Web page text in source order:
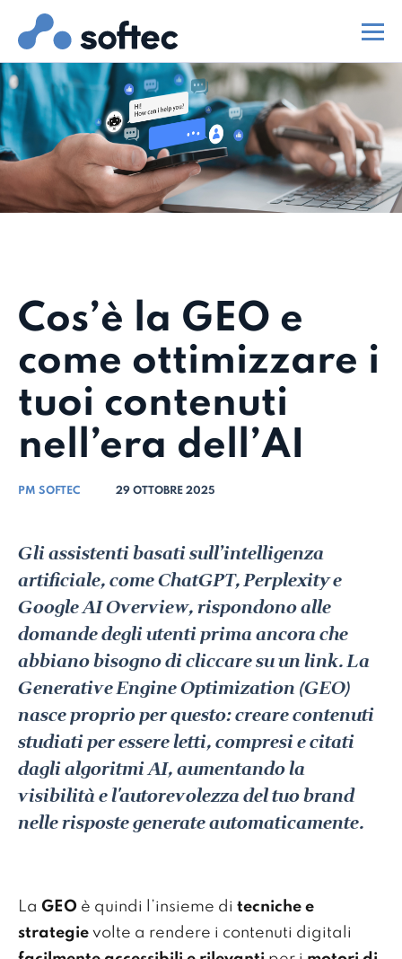
Cos’è la GEO e
come ottimizzare i
tuoi contenuti
nell’era dell’AI
PM SOFTEC 29 OTTOBRE 2025
Gli assistenti basati sull’intelligenza
artificiale, come ChatGPT, Perplexity e
Google AI Overview, rispondono alle
domande degli utenti prima ancora che
abbiano bisogno di cliccare su un link. La
Generative Engine Optimization (GEO)
nasce proprio per questo: creare contenuti
studiati per essere letti, compresi e citati
dagli algoritmi AI, aumentando la
visibilità e l'autorevolezza del tuo brand
nelle risposte generate automaticamente.
La GEO è quindi l’insieme di tecniche e
strategie volte a rendere i contenuti digitali